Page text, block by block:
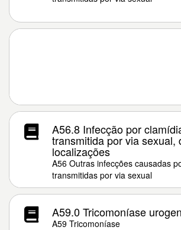
A56.8 Infecção por
transmitida por via sexual,
localizações
A56 Outras infecções causadas
transmitidas por via sexual
A59.0 Tricomoníase
A59 Tricomoníase